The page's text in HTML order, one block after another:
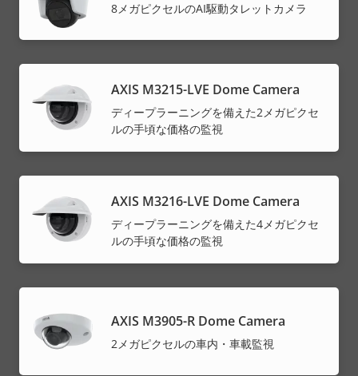
8メガピクセルのAI駆動タレットカメラ
AXIS M3215-LVE Dome Camera
ディープラーニングを備えた2メガピクセ
ルの手頃な価格の監視
AXIS M3216-LVE Dome Camera
ディープラーニングを備えた4メガピクセ
ルの手頃な価格の監視
AXIS M3905-R Dome Camera
2メガピクセルの車内・車載監視